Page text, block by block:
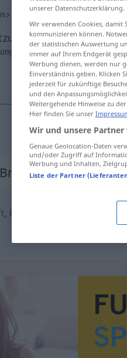
>
anklicken/antippen)
, Bretterbude (ugs.) Hütte
unserer Datenschutzerklärung.
Wir verwenden Cookies, damit
kommunizieren können.
der statistischen Auswertung
immer auf Ihrem Endgerät
Werbung dienen, werden nur
Einverständnis geben. Klicken
jederzeit für zukünftige
und den
Weitergehende Hinweise zu
Hier finden Sie unser
Wir und unsere
Genaue Geolocation-Daten
und/oder Zugriff auf
Werbung und Inhalten,
Liste der Partner